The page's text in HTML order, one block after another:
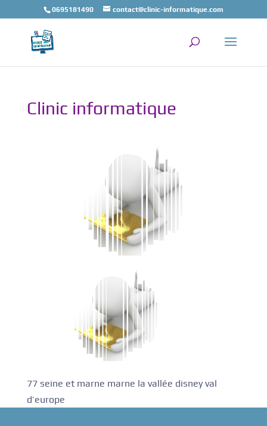
0695181490 contact@clinic-informatique.com
Clinic informatique
77 seine et marne marne la vallée disney val
d’europe